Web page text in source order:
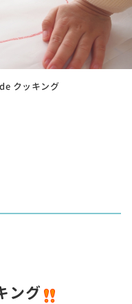
クッキング
ング